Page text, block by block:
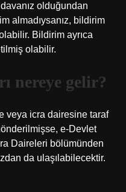
olduğundan
almadıysanız, bildirim
Bildirim ayrıca
olabilir.
nereye gelir?
veya icra dairesine taraf
e-Devlet
Daireleri bölümünden
da ulaşılabilecektir.